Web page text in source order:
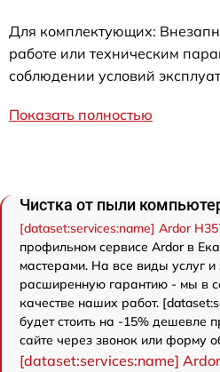
Для комплектующих:
работе или техническим
соблюдении условий
Показать полностью
Чистка от пыли
[dataset:services:name] Ardor
профильном сервисе Ardor в
мастерами. На все виды услуг и
расширенную гарантию - мы в
качестве наших работ.
будет стоить на -15% дешевле
сайте через звонок или форму
[dataset:services:name]